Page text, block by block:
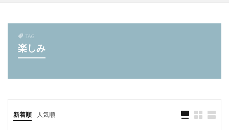
TAG
楽しみ
新着順 人気順